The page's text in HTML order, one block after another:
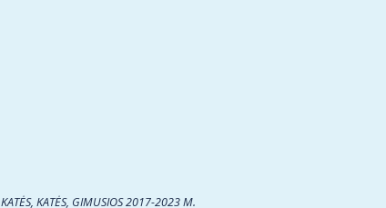
KATĖS, KATĖS, GIMUSIOS 2017-2023 M.